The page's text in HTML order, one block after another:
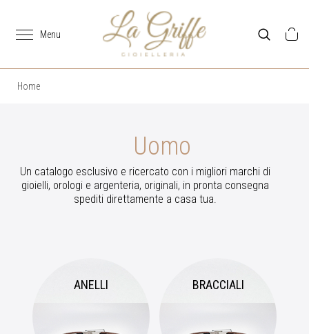
Home
Uomo
Un catalogo esclusivo e ricercato con i migliori marchi di
gioielli, orologi e argenteria, originali, in pronta consegna
spediti direttamente a casa tua.
ANELLI BRACCIALI